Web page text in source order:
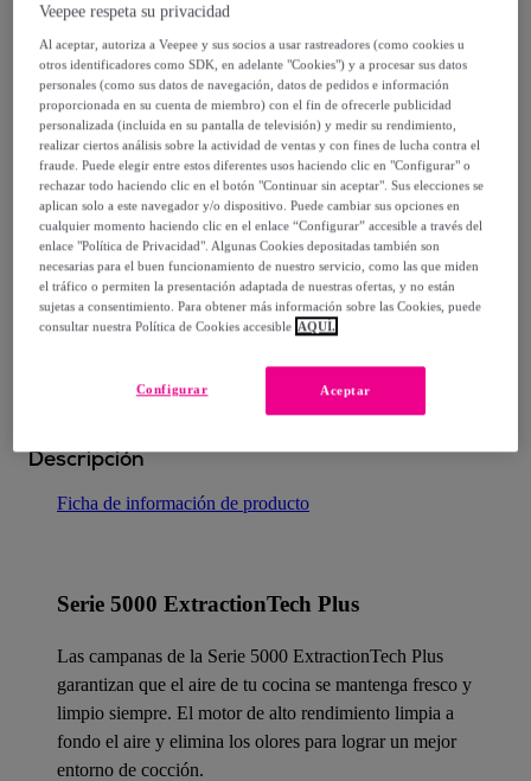
Entrega
Envío gratis
Entrega: Entre el16/08y el19/08
¿Cómo funciona?
Detalles del producto
Descripción
Ficha de información de producto
Serie 5000 ExtractionTech Plus
Las campanas de la Serie 5000 ExtractionTech Plus
garantizan que el aire de tu cocina se mantenga fresco y
limpio siempre. El motor de alto rendimiento limpia a
fondo el aire y elimina los olores para lograr un mejor
entorno de cocción.
Veepee respeta su privacidad
Al aceptar, autoriza a Veepee y sus socios a usar rastreadores (como cookies u
otros identificadores como SDK, en adelante "Cookies") y a procesar sus datos
personales (como sus datos de navegación, datos de pedidos e información
proporcionada en su cuenta de miembro) con el fin de ofrecerle publicidad
personalizada (incluida en su pantalla de televisión) y medir su rendimiento,
realizar ciertos análisis sobre la actividad de ventas y con fines de lucha contra el
fraude. Puede elegir entre estos diferentes usos haciendo clic en "Configurar" o
rechazar todo haciendo clic en el botón "Continuar sin aceptar". Sus elecciones se
aplican solo a este navegador y/o dispositivo. Puede cambiar sus opciones en
cualquier momento haciendo clic en el enlace “Configurar” accesible a través del
enlace "Política de Privacidad". Algunas Cookies depositadas también son
necesarias para el buen funcionamiento de nuestro servicio, como las que miden
el tráfico o permiten la presentación adaptada de nuestras ofertas, y no están
sujetas a consentimiento. Para obtener más información sobre las Cookies, puede
consultar nuestra Política de Cookies accesible AQUÍ.
Aceptar
Configurar